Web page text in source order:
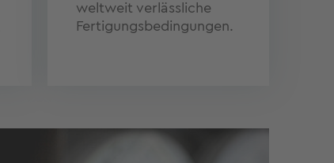
weltweit verlässliche
Fertigungsbedingungen.